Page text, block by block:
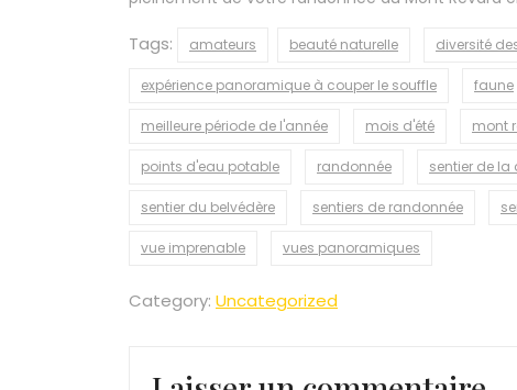
Tags: amateurs beauté naturelle diversité
expérience panoramique à couper le souffle faune
meilleure période de l'année mois d'été mont
points d'eau potable randonnée sentier de
sentier du belvédère sentiers de randonnée
vue imprenable vues panoramiques
Category: Uncategorized